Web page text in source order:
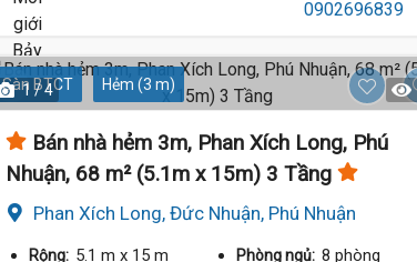
Sàn BTCT Hẻm (3 m)
1 / 4
Bán nhà hẻm 3m, Phan Xích Long, Phú
Nhuận, 68 m² (5.1m x 15m) 3 Tầng
Phan Xích Long, Đức Nhuận, Phú Nhuận
Rộng: 5.1 m x 15 m Phòng ngủ: 8 phòng